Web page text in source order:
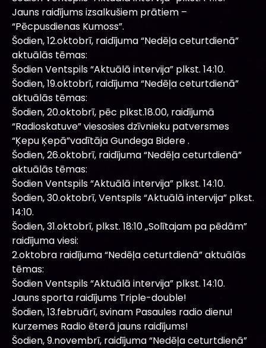
Jauns raidījums izsalkušiem prātiem –
“Pēcpusdienas Kumoss”.
Šodien, 12.oktobrī, raidījuma “Nedēļa ceturtdienā”
aktuālās tēmas:
Šodien Ventspils “Aktuālā intervija” plkst. 14:10.
Šodien, 19.oktobrī, raidījuma “Nedēļa ceturtdienā”
aktuālās tēmas:
Šodien, 20.oktobrī, pēc plkst.18.00, raidījumā
“Radioskatuve” viesosies dzīvnieku patversmes
“Ķepu Ķepā”vadītāja Gundega Bidere .
Šodien, 26.oktobrī, raidījuma “Nedēļa ceturtdienā”
aktuālās tēmas:
Šodien Ventspils “Aktuālā intervija” plkst. 14:10.
Šodien, 30.oktobrī, Ventspils “Aktuālā intervija” plkst.
14:10.
Šodien, 31.oktobrī, plkst. 18:10 „Solītajam pa pēdām”
raidījuma viesi:
2.oktobra raidījuma “Nedēļa ceturtdienā” aktuālās
tēmas:
Šodien Ventspils “Aktuālā intervija” plkst. 14:10.
Jauns sporta raidījums Triple-double!
Šodien, 13.februārī, svinam Pasaules radio dienu!
Kurzemes Radio ēterā jauns raidījums!
Šodien, 9.novembrī, raidījuma “Nedēļa ceturtdienā”